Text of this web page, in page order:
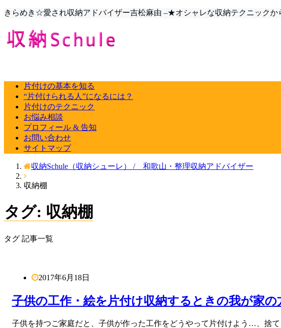
きらめき☆愛され収納アドバイザー吉松麻由 –★オシャレな収納テクニック
片付けの基本を知る
“片付けられる人”になるには？
片付けのテクニック
お悩み相談
プロフィール & 告知
お問い合わせ
サイトマップ
収納Schule（収納シューレ） / 和歌山・整理収納アドバイザー
収納棚
タグ: 収納棚
タグ 記事一覧
2017年6月18日
子供の工作・絵を片付け収納するときの我が家の
子供を持つご家庭だと、子供が作った工作をどうやって片付けよう…、捨